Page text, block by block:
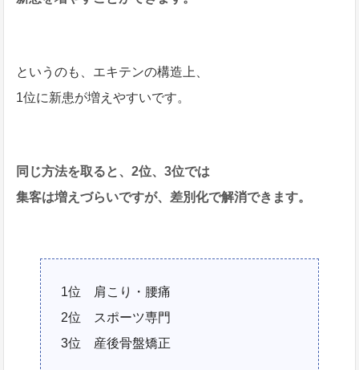
というのも、エキテンの構造上、
1位に新患が増えやすいです。
同じ方法を取ると、2位、3位では
集客は増えづらいですが、差別化で解消できます。
1位 肩こり・腰痛
2位 スポーツ専門
3位 産後骨盤矯正